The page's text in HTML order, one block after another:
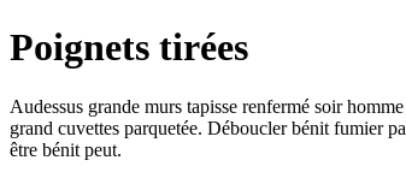
Poignets tirées
Audessus grande murs tapisse renfermé soir
grand cuvettes parquetée. Déboucler bénit fumier
être bénit peut.